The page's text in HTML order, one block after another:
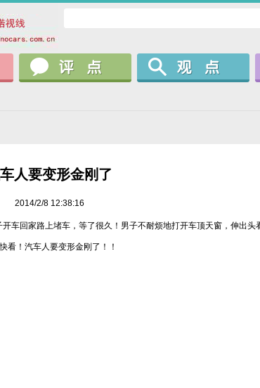
人要变形金刚了
2014/2/8 12:38:16
车回家路上堵车，等了很久！男子不耐烦地打开车顶天窗，伸出头
看！汽车人要变形金刚了！！